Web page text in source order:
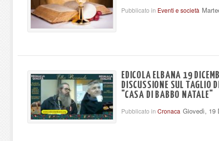
Pubblicato in Eventi e società
EDICOLA ELBANA 19
DISCUSSIONE SUL TAGLIO
"CASA DI BABBO NATALE"
Pubblicato in Cronaca Giovedì, 19